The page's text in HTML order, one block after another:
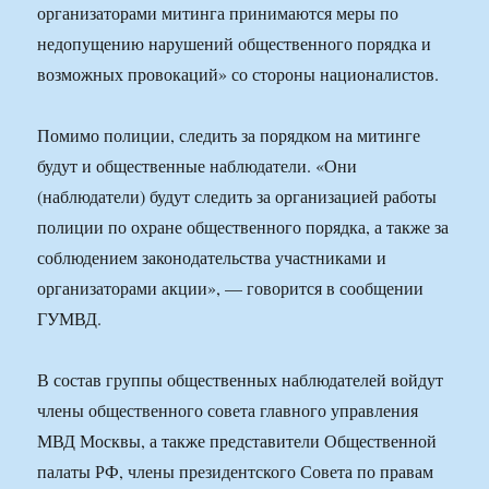
организаторами митинга принимаются меры по
недопущению нарушений общественного порядка и
возможных провокаций» со стороны националистов.
Помимо полиции, следить за порядком на митинге
будут и общественные наблюдатели. «Они
(наблюдатели) будут следить за организацией работы
полиции по охране общественного порядка, а также за
соблюдением законодательства участниками и
организаторами акции», — говорится в сообщении
ГУМВД.
В состав группы общественных наблюдателей войдут
члены общественного совета главного управления
МВД Москвы, а также представители Общественной
палаты РФ, члены президентского Совета по правам